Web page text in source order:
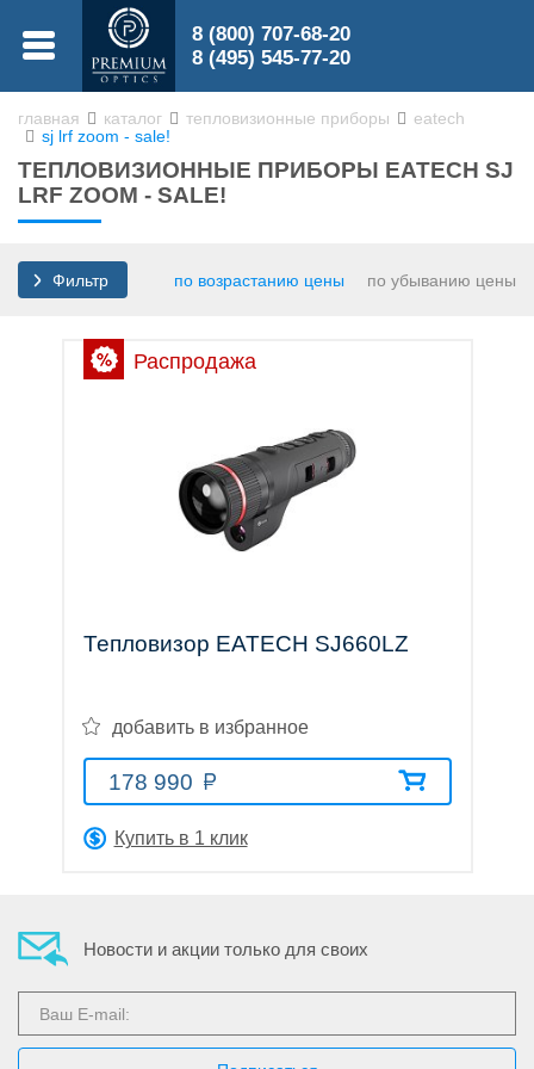
МЕНЮ
0
Коллиматорные
8 (800) 707-68-20
8 (495) 545-77-20
главная каталог тепловизионные приборы
eatech
sj lrf zoom - sale!
ТЕПЛОВИЗИОННЫЕ ПРИБОРЫ EATECH SJ
LRF ZOOM - SALE!
Фильтр по возрастанию цены по убыванию цены
Распродажа
Тепловизор EATECH SJ660LZ
добавить в избранное
178 990
Купить в 1 клик
Новости и акции только для своих